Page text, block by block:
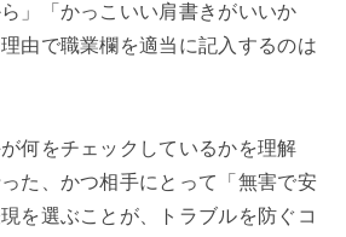
」「かっこいい肩書きがいいか
由で職業欄を適当に記入するのは
何をチェックしているかを理解
た、かつ相手にとって「無害で安
を選ぶことが、トラブルを防ぐコ